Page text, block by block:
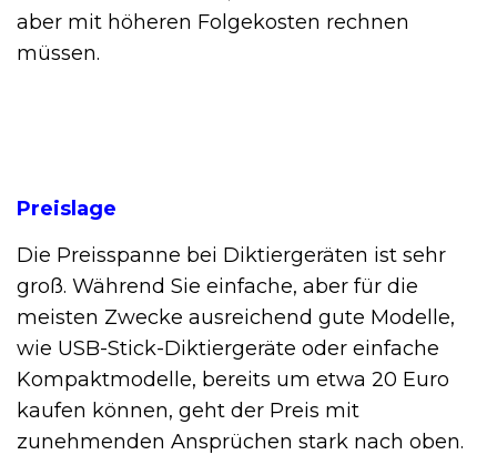
aber mit höheren Folgekosten rechnen
müssen.
Preislage
Die Preisspanne bei Diktiergeräten ist sehr
groß. Während Sie einfache, aber für die
meisten Zwecke ausreichend gute Modelle,
wie USB-Stick-Diktiergeräte oder einfache
Kompaktmodelle, bereits um etwa 20 Euro
kaufen können, geht der Preis mit
zunehmenden Ansprüchen stark nach oben.